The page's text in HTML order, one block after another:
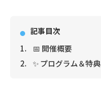
記事目次
📅 開催概要
✨ プログラム＆特典